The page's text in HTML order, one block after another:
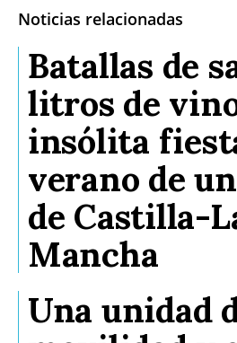
Noticias relacionadas
Batallas de
litros de
insólita
verano de
de Castilla-
Mancha
Una unidad